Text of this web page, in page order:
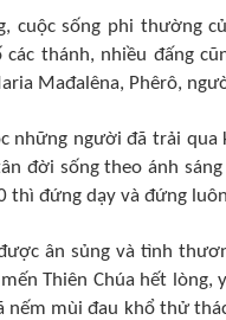
cuộc sống phi thường
thánh, nhiều đấng
Mađalêna, Phêrô,
những người đã trải qua
đời sống theo ánh
đứng dạy và đứng
ân sủng và tình
Thiên Chúa hết
mùi đau khổ thử